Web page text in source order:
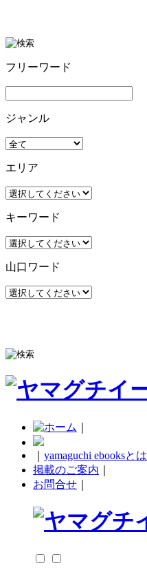
フリーワード
ジャンル
エリア
キーワード
山口ワード
yamaguchi ebooksとは
掲載のご案内
お問合せ